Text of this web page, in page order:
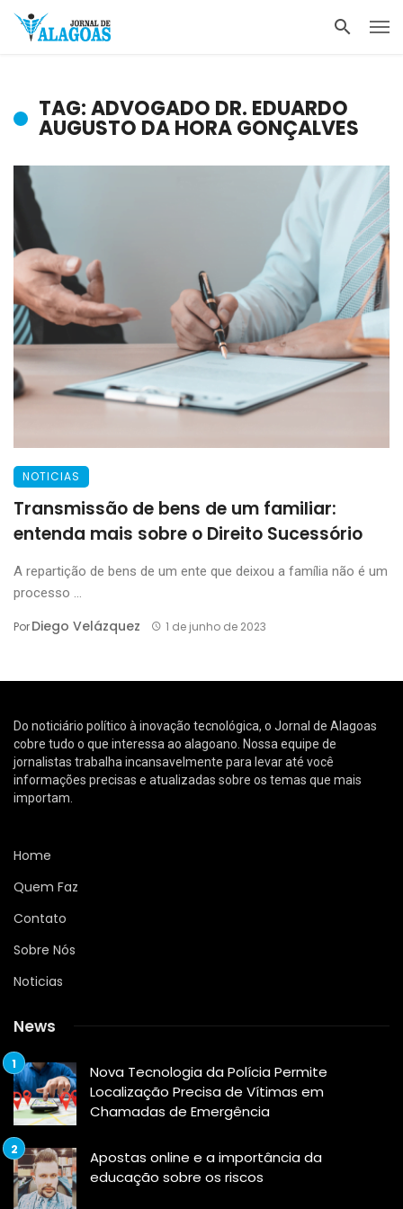
TAG: ADVOGADO DR. EDUARDO
AUGUSTO DA HORA GONÇALVES
NOTICIAS
Transmissão de bens de um familiar:
entenda mais sobre o Direito Sucessório
A repartição de bens de um ente que deixou a família não é um
processo ...
PorDiego Velázquez 1 de junho de 2023
Do noticiário político à inovação tecnológica, o Jornal de Alagoas
cobre tudo o que interessa ao alagoano. Nossa equipe de
jornalistas trabalha incansavelmente para levar até você
informações precisas e atualizadas sobre os temas que mais
importam.
Home
Quem Faz
Contato
Sobre Nós
Noticias
News
Nova Tecnologia da Polícia Permite
Localização Precisa de Vítimas em
Chamadas de Emergência
Apostas online e a importância da
educação sobre os riscos